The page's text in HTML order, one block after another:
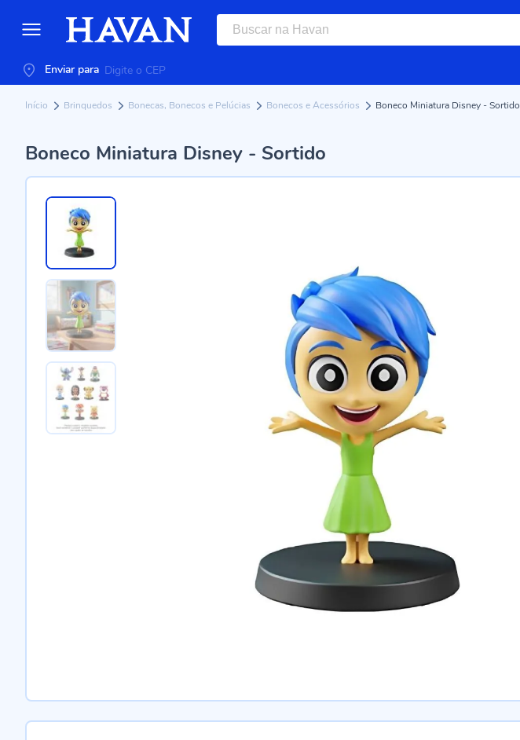
Enviar para
Início Brinquedos Bonecas, Bonecos e Pelúcias Bonecos e Acessórios Boneco Miniatura Disney - Sortido
Boneco Miniatura Disney - Sortido